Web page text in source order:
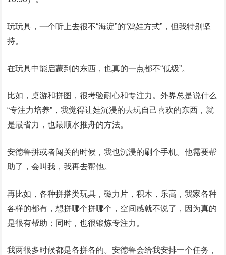
玩玩具，一个听上去很不“海淀”的“鸡娃方式”，但我特别坚
持。
在玩具中能启蒙到的东西，也真的一点都不“低级”。
比如，桌游和拼图，很考验耐心和专注力。外界总是说什么
“专注力培养”，我觉得让娃沉浸的去玩自己喜欢的东西，就
是最省力，也最顺水推舟的方法。
安德鲁拼或者闯关的时候，我也沉浸的刷个手机。他需要帮
助了，会叫我，我再去帮他。
再比如，各种拼搭类玩具，磁力片，积木，乐高，我家各种
各样的都有，想拼哪个拼哪个，空间感就不说了，因为真的
是很有帮助；同时，也很锻炼专注力。
我两很多时候都是各拼各的。安德鲁会给我安排一个任务，